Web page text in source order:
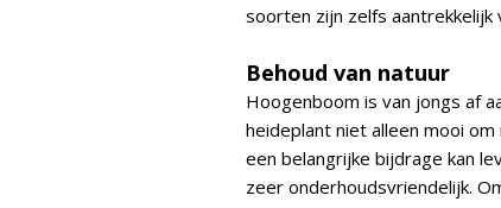
soorten zijn zelfs aantrekkelijk
Behoud van natuur
Hoogenboom is van jongs af
heideplant niet alleen mooi
een belangrijke bijdrage kan
zeer onderhoudsvriendelijk.